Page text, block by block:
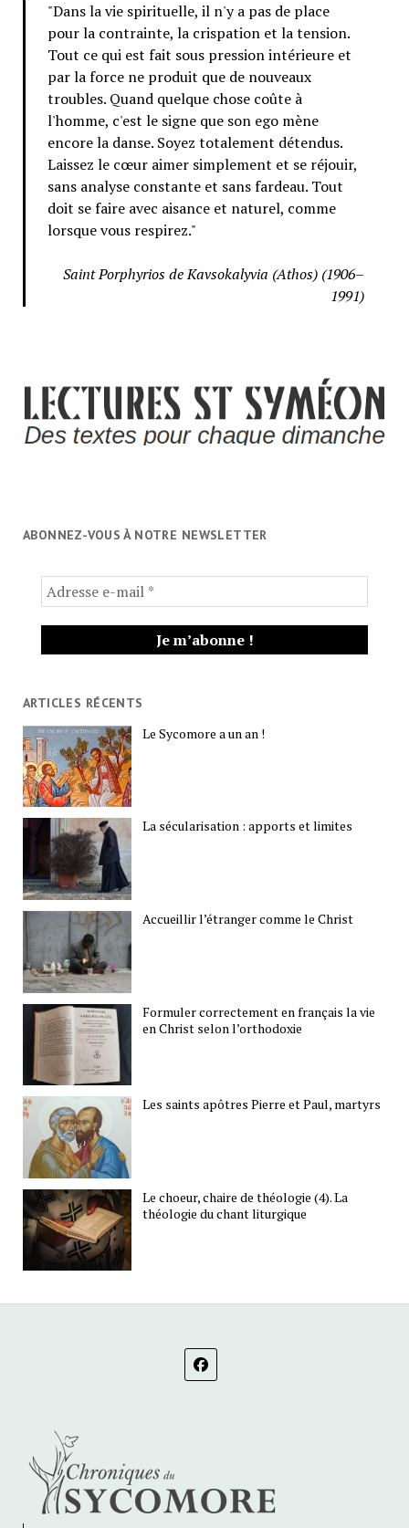
"Dans la vie spirituelle, il n'y a pas de place
pour la contrainte, la crispation et la tension.
Tout ce qui est fait sous pression intérieure et
par la force ne produit que de nouveaux
troubles. Quand quelque chose coûte à
l'homme, c'est le signe que son ego mène
encore la danse. Soyez totalement détendus.
Laissez le cœur aimer simplement et se réjouir,
sans analyse constante et sans fardeau. Tout
doit se faire avec aisance et naturel, comme
lorsque vous respirez."
Saint Porphyrios de Kavsokalyvia (Athos) (1906–
1991)
ABONNEZ-VOUS À NOTRE NEWSLETTER
ARTICLES RÉCENTS
Le Sycomore a un an !
La sécularisation : apports et limites
Accueillir l’étranger comme le Christ
Formuler correctement en français la vie
en Christ selon l’orthodoxie
Les saints apôtres Pierre et Paul, martyrs
Le choeur, chaire de théologie (4). La
théologie du chant liturgique